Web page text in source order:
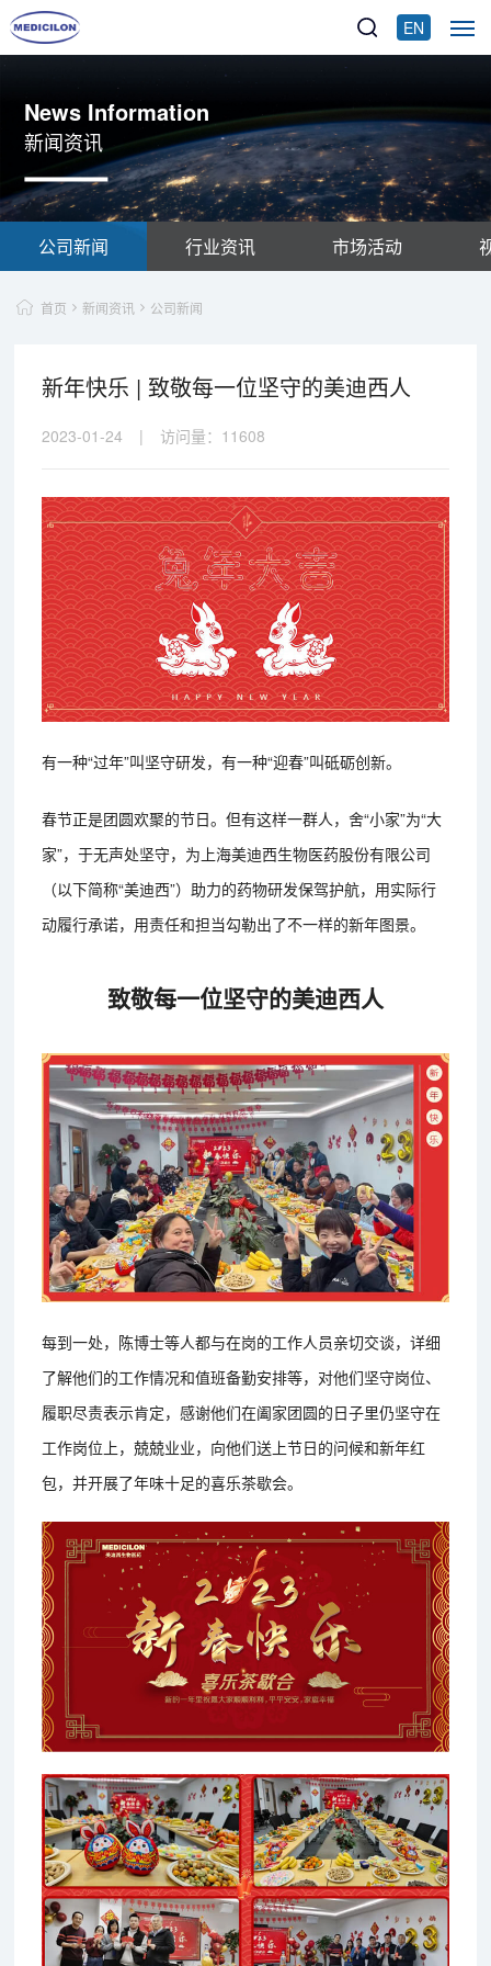
EN
News Information
新闻资讯
公司新闻 行业资讯 市场活动
首页 新闻资讯 公司新闻
新年快乐 | 致敬每一位坚守的美迪西人
2023-01-24 | 访问量： 11608
有一种“过年”叫坚守研发，有一种“迎春”叫砥砺创新。
春节正是团圆欢聚的节日。但有这样一群人，舍“小家”为“大
家”，于无声处坚守，为上海美迪西生物医药股份有限公司
（以下简称“美迪西”）助力的药物研发保驾护航，用实际行
动履行承诺，用责任和担当勾勒出了不一样的新年图景。
致敬每一位坚守的美迪西人
每到一处，陈博士等人都与在岗的工作人员亲切交谈，详细
了解他们的工作情况和值班备勤安排等，对他们坚守岗位、
履职尽责表示肯定，感谢他们在阖家团圆的日子里仍坚守在
工作岗位上，兢兢业业，向他们送上节日的问候和新年红
包，并开展了年味十足的喜乐茶歇会。